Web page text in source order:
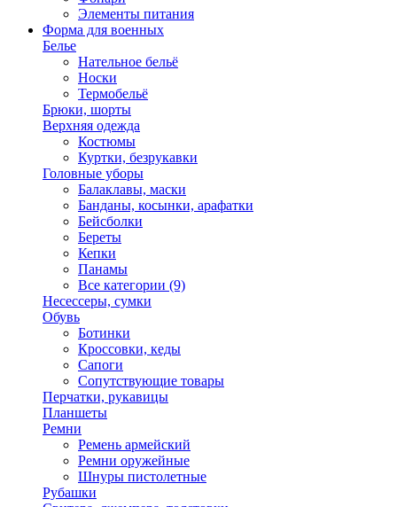
Элементы питания
Форма для военных
Белье
Нательное бельё
Носки
Термобельё
Брюки, шорты
Верхняя одежда
Костюмы
Куртки, безрукавки
Головные уборы
Балаклавы, маски
Банданы, косынки, арафатки
Бейсболки
Береты
Кепки
Панамы
Все категории (9)
Несессеры, сумки
Обувь
Ботинки
Кроссовки, кеды
Сапоги
Сопутствующие товары
Перчатки, рукавицы
Планшеты
Ремни
Ремень армейский
Ремни оружейные
Шнуры пистолетные
Рубашки